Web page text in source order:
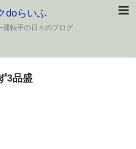
doらいふ
運転手の日々のブログ
3品盛